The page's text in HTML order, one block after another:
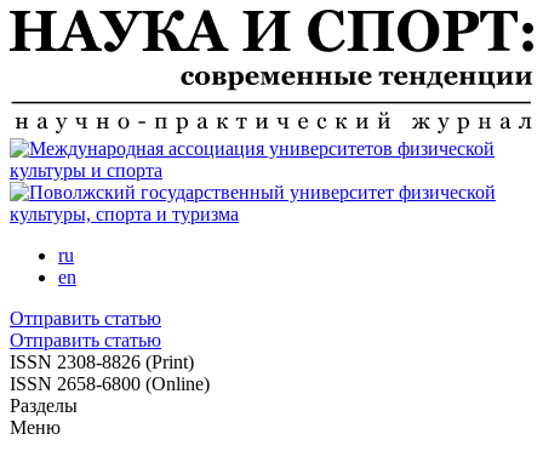
Перейти
к
ru
en
Отправить статью
Отправить статью
ISSN 2308-8826 (Print)
ISSN 2658-6800 (Online)
Разделы
Меню